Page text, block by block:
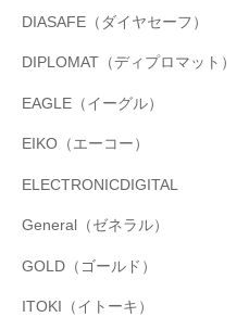
DIASAFE（ダイヤセーフ）
DIPLOMAT（ディプロマット）
EAGLE（イーグル）
EIKO（エーコー）
ELECTRONICDIGITAL
General（ゼネラル）
GOLD（ゴールド）
ITOKI（イトーキ）